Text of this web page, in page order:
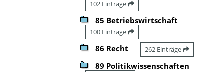
102 Einträge
85 Betriebswirtschaft
100 Einträge
86 Recht 262 Einträge
89 Politikwissenschaften